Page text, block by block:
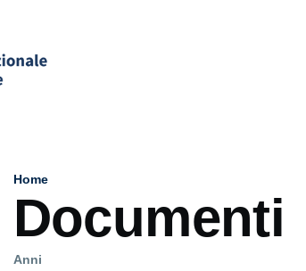
Breadcrumb
Home
Documenti
Anni